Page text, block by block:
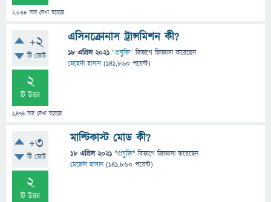
2,068 বার দেখা হয়েছে
+2
টি ভোট
2
টি উত্তর
1,474 বার দেখা হয়েছে
এসিনক্রোনাস ট্রান্সমিশন কী?
18 এপ্রিল 2021 "প্রযুক্তি" বিভাগে জিজ্ঞাসাকরেছেন
মেহেদী হাসান (141,860 পয়েন্ট)
+3
টি ভোট
2
টি উত্তর
মাল্টিকাস্ট মোড কী?
18 এপ্রিল 2021 "প্রযুক্তি" বিভাগে জিজ্ঞাসাকরেছেন
মেহেদী হাসান (141,860 পয়েন্ট)